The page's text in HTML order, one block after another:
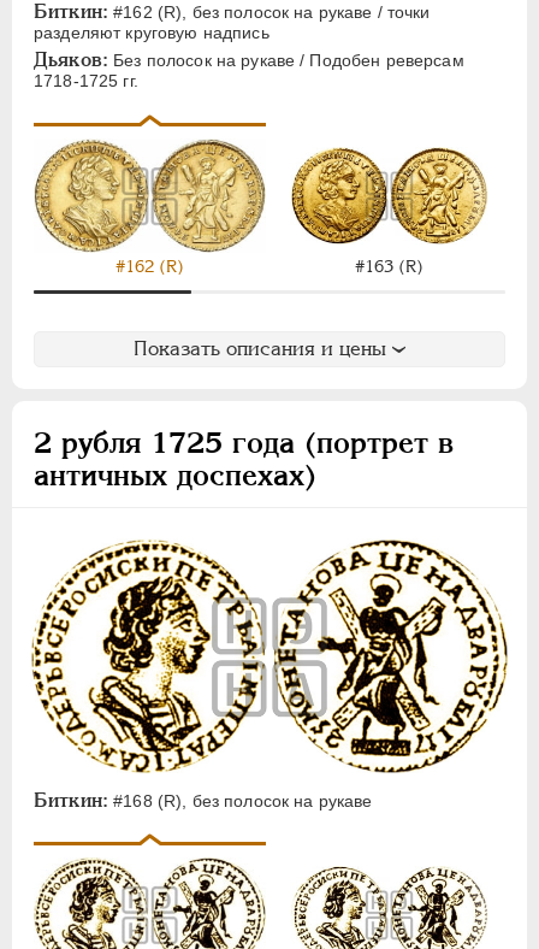
Биткин: #162 (R), без полосок на рукаве / точки
разделяют круговую надпись
Дьяков: Без полосок на рукаве / Подобен реверсам
1718-1725 гг.
#162 (R) #163 (R)
Показать описания и цены
2 рубля 1725 года (портрет в
античных доспехах)
Биткин: #168 (R), без полосок на рукаве